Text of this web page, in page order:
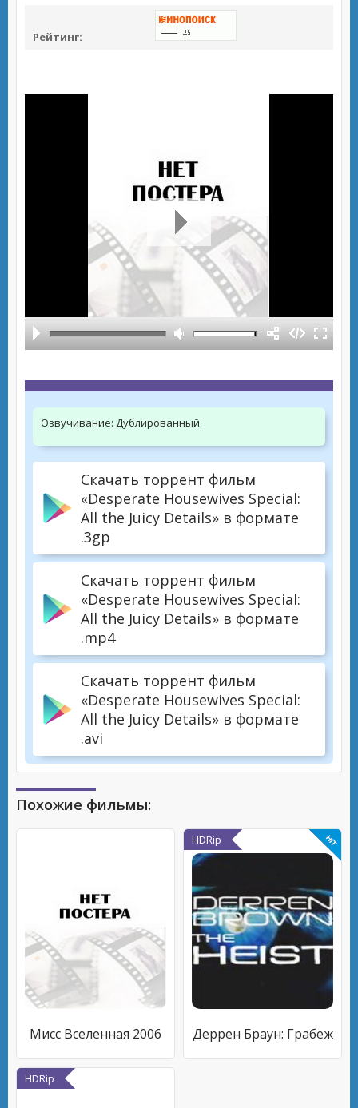
Рейтинг:
Озвучивание: Дублированный
Скачать торрент фильм
«Desperate Housewives Special:
All the Juicy Details» в формате
.3gp
Скачать торрент фильм
«Desperate Housewives Special:
All the Juicy Details» в формате
.mp4
Скачать торрент фильм
«Desperate Housewives Special:
All the Juicy Details» в формате
.avi
Похожие фильмы:
Мисс Вселенная 2006
HDRip
Деррен Браун: Грабеж
HDRip